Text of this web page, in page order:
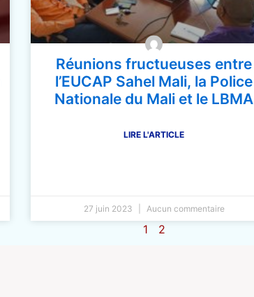
Réunions fructueuses entre
l’EUCAP Sahel Mali, la Police
Nationale du Mali et le LBMA
LIRE L'ARTICLE
27 juin 2023 Aucun commentaire
1 2